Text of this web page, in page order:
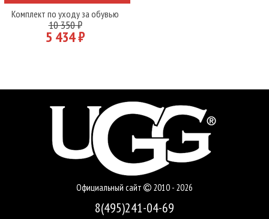
Комплект по уходу за обувью
10 350 ₽
5 434 ₽
Официальный сайт 2010 - 2026
8(495)241-04-69